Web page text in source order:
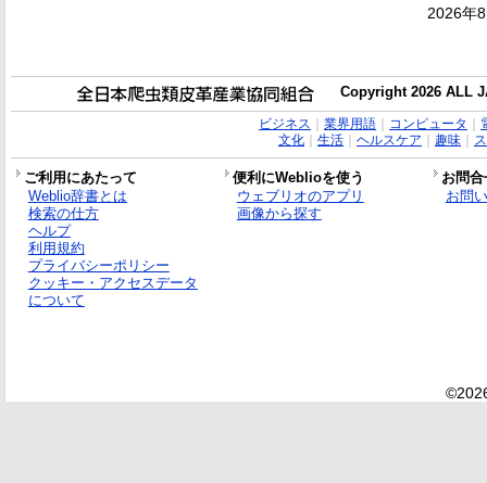
2026年
Copyright 2026 ALL
ビジネス 業界用語｜ コンピュータ
文化｜ 生活｜ ヘルスケア 趣味｜
ご利用にあたって 便利にWeblioを使う
お問
Weblio辞書とは
検索の仕方
ヘルプ
利用規約
プライバシーポリシー
クッキー・アクセスデータ
について
ウェブリオのアプリ
画像から探す
お問